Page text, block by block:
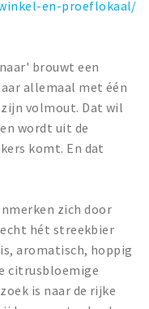
en-proeflokaal/
brouwt een
allemaal met één
volmout. Dat wil
wordt uit de
komt. En dat
zich door
hét streekbier
aromatisch, hoppig
citrusbloemige
is naar de rijke